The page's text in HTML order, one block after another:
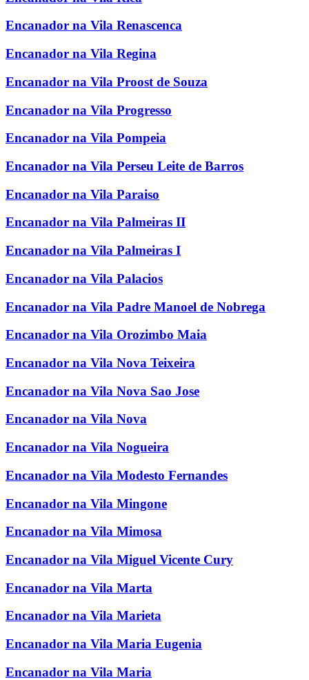
Encanador na Vila Renascenca
Encanador na Vila Regina
Encanador na Vila Proost de Souza
Encanador na Vila Progresso
Encanador na Vila Pompeia
Encanador na Vila Perseu Leite de Barros
Encanador na Vila Paraiso
Encanador na Vila Palmeiras II
Encanador na Vila Palmeiras I
Encanador na Vila Palacios
Encanador na Vila Padre Manoel de Nobrega
Encanador na Vila Orozimbo Maia
Encanador na Vila Nova Teixeira
Encanador na Vila Nova Sao Jose
Encanador na Vila Nova
Encanador na Vila Nogueira
Encanador na Vila Modesto Fernandes
Encanador na Vila Mingone
Encanador na Vila Mimosa
Encanador na Vila Miguel Vicente Cury
Encanador na Vila Marta
Encanador na Vila Marieta
Encanador na Vila Maria Eugenia
Encanador na Vila Maria